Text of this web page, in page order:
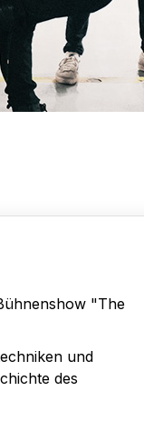
"The
und
des